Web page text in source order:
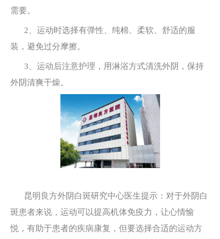
需要。
2、运动时选择有弹性、纯棉、柔软、舒适的服
装，避免过分摩擦。
3、运动后注意护理，用淋浴方式清洗外阴，保持
外阴清爽干燥。
昆明良方外阴白斑研究中心医生提示：对于外阴白
斑患者来说，运动可以提高机体免疫力，让心情愉
悦，有助于患者的疾病康复，但要选择合适的运动方